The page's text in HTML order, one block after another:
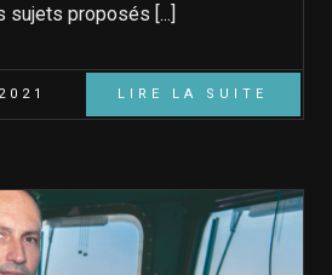
sujets proposés [...]
LIRE LA SUITE